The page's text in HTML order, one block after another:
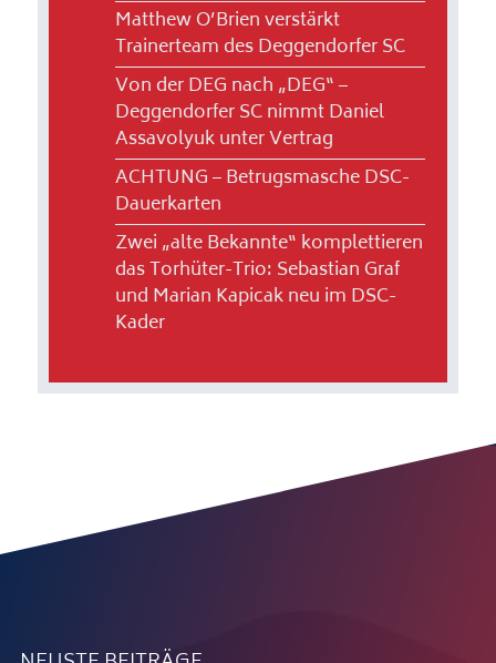
Matthew O’Brien verstärkt
Trainerteam des Deggendorfer SC
Von der DEG nach „DEG“ –
Deggendorfer SC nimmt Daniel
Assavolyuk unter Vertrag
ACHTUNG – Betrugsmasche DSC-
Dauerkarten
Zwei „alte Bekannte“ komplettieren
das Torhüter-Trio: Sebastian Graf
und Marian Kapicak neu im DSC-
Kader